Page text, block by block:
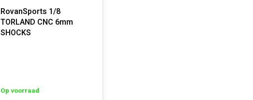
RovanSports 1/8
TORLAND CNC 6mm
SHOCKS
Op voorraad